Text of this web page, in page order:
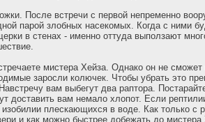
После встречи с первой непременно
парой злобных насекомых. Когда с ними
в стенах - именно оттуда выползают
мистера Хейза. Однако он не сможет
заросли колючек. Чтобы убрать это
вам выбегут два раптора.
доставить вам немало хлопот. Если
плескающихся в воде. Как только с
и как можно быстрее добежать до